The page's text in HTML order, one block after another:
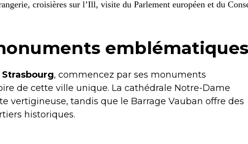
croisières sur l’Ill, visite du Parlement européen et du
emblématiques
, commencez par ses monuments
de cette ville unique. La cathédrale Notre-Dame
vertigineuse, tandis que le Barrage Vauban offre des
historiques.